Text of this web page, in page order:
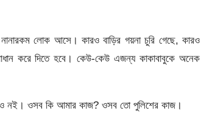
লোক আসে। কারও বাড়ির গয়না চুরি গেছে, কারও
করে দিতে হবে। কেউ-কেউ এজন্য কাকাবাবুকে অনেক
নই। ওসব কি আমার কাজ? ওসব তো পুলিশের কাজ।